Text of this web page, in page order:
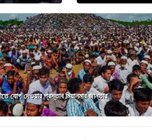
যোগ দেওয়ার প্রস্তাব মিয়ানমার জান্তার